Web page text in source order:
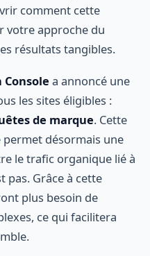
comment cette
votre approche du
résultats tangibles.
Console a annoncé une
les sites éligibles :
de marque. Cette
désormais une
le trafic organique lié à
pas. Grâce à cette
plus besoin de
ce qui facilitera